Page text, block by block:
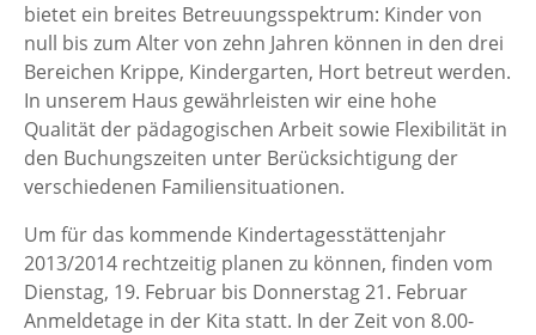
bietet ein breites Betreuungsspektrum: Kinder von
null bis zum Alter von zehn Jahren können in den drei
Bereichen Krippe, Kindergarten, Hort betreut werden.
In unserem Haus gewährleisten wir eine hohe
Qualität der pädagogischen Arbeit sowie Flexibilität in
den Buchungszeiten unter Berücksichtigung der
verschiedenen Familiensituationen.
Um für das kommende Kindertagesstättenjahr
2013/2014 rechtzeitig planen zu können, finden vom
Dienstag, 19. Februar bis Donnerstag 21. Februar
Anmeldetage in der Kita statt. In der Zeit von 8.00-